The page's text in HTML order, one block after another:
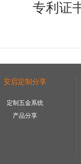
专利证
安启定制分享
定制五金系统
产品分享